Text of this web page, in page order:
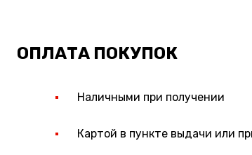
ОПЛАТА ПОКУПОК
Наличными при получении
Картой в пункте выдачи или